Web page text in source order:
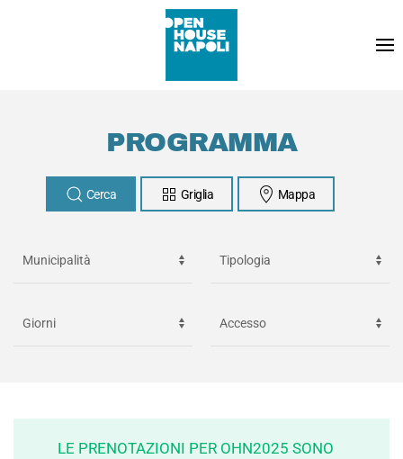
PROGRAMMA
Cerca Griglia Mappa
LE PRENOTAZIONI PER OHN2025 SONO